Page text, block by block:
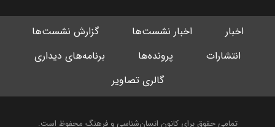
اخبار اخبار نشست‌ها
گزارش نشست‌ها
انتشارات
پرونده‌ها
برنامه‌های دیداری
گالری تصاویر
تمامی حقوق برای کانون انسان‌شناسی و فرهنگ محفوظ است.